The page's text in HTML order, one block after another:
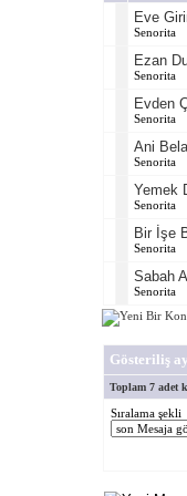
Eve
Senorita
Ezan
Senorita
Evden
Senorita
Ani
Senorita
Yemek
Senorita
Bir İşe
Senorita
Sabah
Senorita
Gösteriliş
Toplam 7 adet
Sıralama şekli